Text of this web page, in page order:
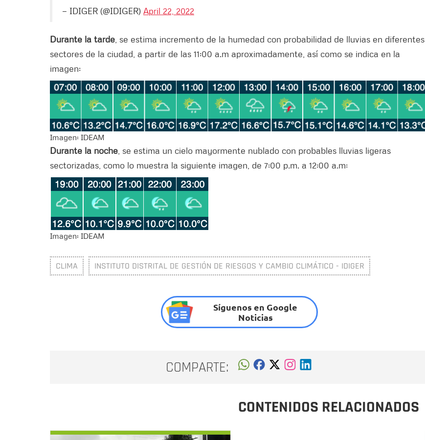
— IDIGER (@IDIGER) April 22, 2022
Durante la tarde , se estima incremento de la humedad con probabilidad de lluvias en diferentes
sectores de la ciudad, a partir de las 11:00 a.m aproximadamente, así como se indica en la
imagen:
Imagen: IDEAM
Durante la noche , se estima un cielo mayormente nublado con probables lluvias ligeras
sectorizadas, como lo muestra la siguiente imagen, de 7:00 p.m. a 12:00 a.m:
Imagen: IDEAM
CLIMA INSTITUTO DISTRITAL DE GESTIÓN DE RIESGOS Y CAMBIO CLIMÁTICO - IDIGER
Síguenos en Google
Noticias
COMPARTE:
CONTENIDOS RELACIONADOS